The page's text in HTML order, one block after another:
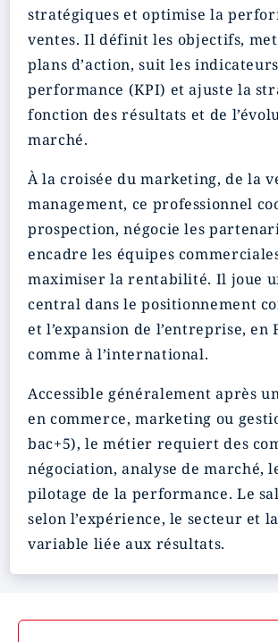
stratégiques et optimise la
ventes. Il définit les objectifs,
plans d’action, suit les
performance (KPI) et ajuste la
fonction des résultats et de
marché.
À la croisée du marketing, de la
management, ce professionnel
prospection, négocie les
encadre les équipes
maximiser la rentabilité. Il joue
central dans le positionnement
et l’expansion de l’entreprise, en
comme à l’international.
Accessible généralement après
en commerce, marketing ou
bac+5), le métier requiert des
négociation, analyse de marché,
pilotage de la performance. Le
selon l’expérience, le secteur et
variable liée aux résultats.